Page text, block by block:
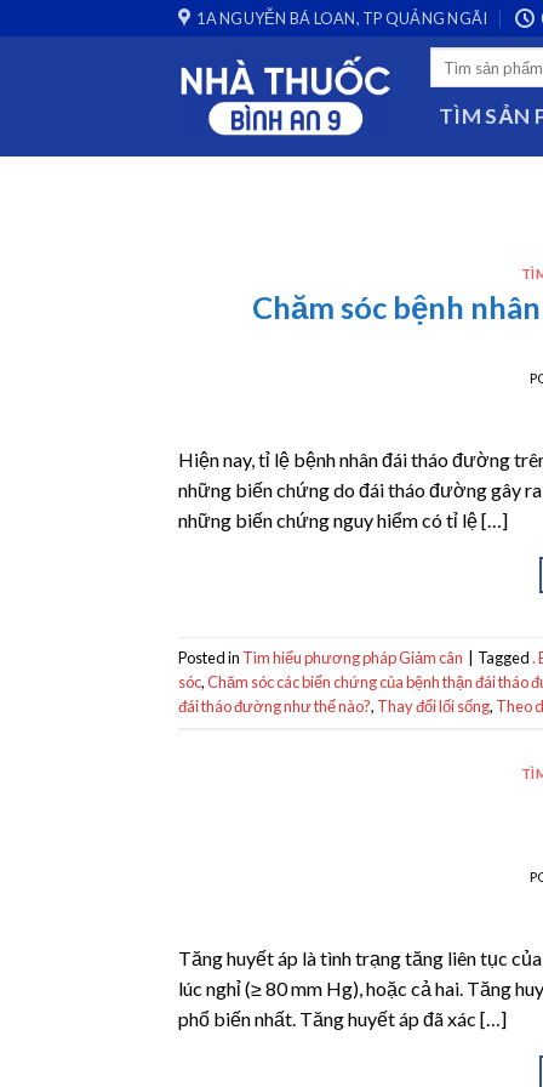
to
1A NGUYỄN BÁ LOAN, TP QUẢNG NGÃI
TÌM SẢN
Chăm sóc bệnh
Hiện nay, tỉ lệ bệnh nhân đái tháo đường
những biến chứng do đái tháo đường gây
những biến chứng nguy hiểm có tỉ lệ […]
Posted in Tìm hiểu phương pháp Giảm cân Tagged.
sóc,Chăm sóc các biến chứng của bệnh thận đái tháo
đái tháo đường như thế nào?, Thay đổi lối sống, Theo
Tăng huyết áp là tình trạng tăng liên tục
lúc nghỉ (≥ 80 mm Hg), hoặc cả hai. Tăng
phổ biến nhất. Tăng huyết áp đã xác […]